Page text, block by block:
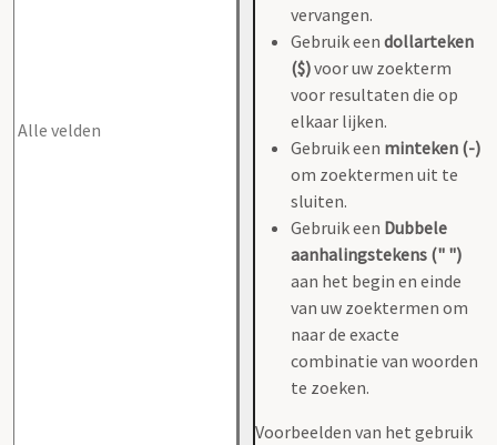
vervangen.
Gebruik een dollarteken
($)voor uw zoekterm
voor resultaten die op
elkaar lijken.
Gebruik een minteken (-)
om zoektermen uit te
sluiten.
Gebruik een Dubbele
aanhalingstekens (" ")
aan het begin en einde
van uw zoektermen om
naar de exacte
combinatie van woorden
te zoeken.
Voorbeelden van het gebruik